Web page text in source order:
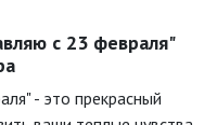
с 23 февраля"
- это прекрасный